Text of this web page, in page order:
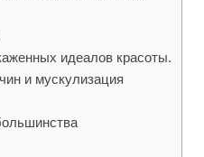
идеалов красоты.
и мускулизация